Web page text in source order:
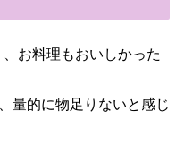
お料理もおいしかった
量的に物足りないと感じ